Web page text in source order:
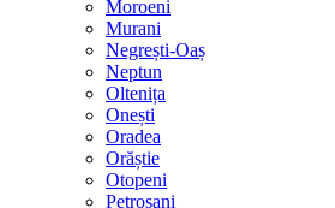
Moroeni
Murani
Negrești-Oaș
Neptun
Oltenița
Onești
Oradea
Orăștie
Otopeni
Petroșani